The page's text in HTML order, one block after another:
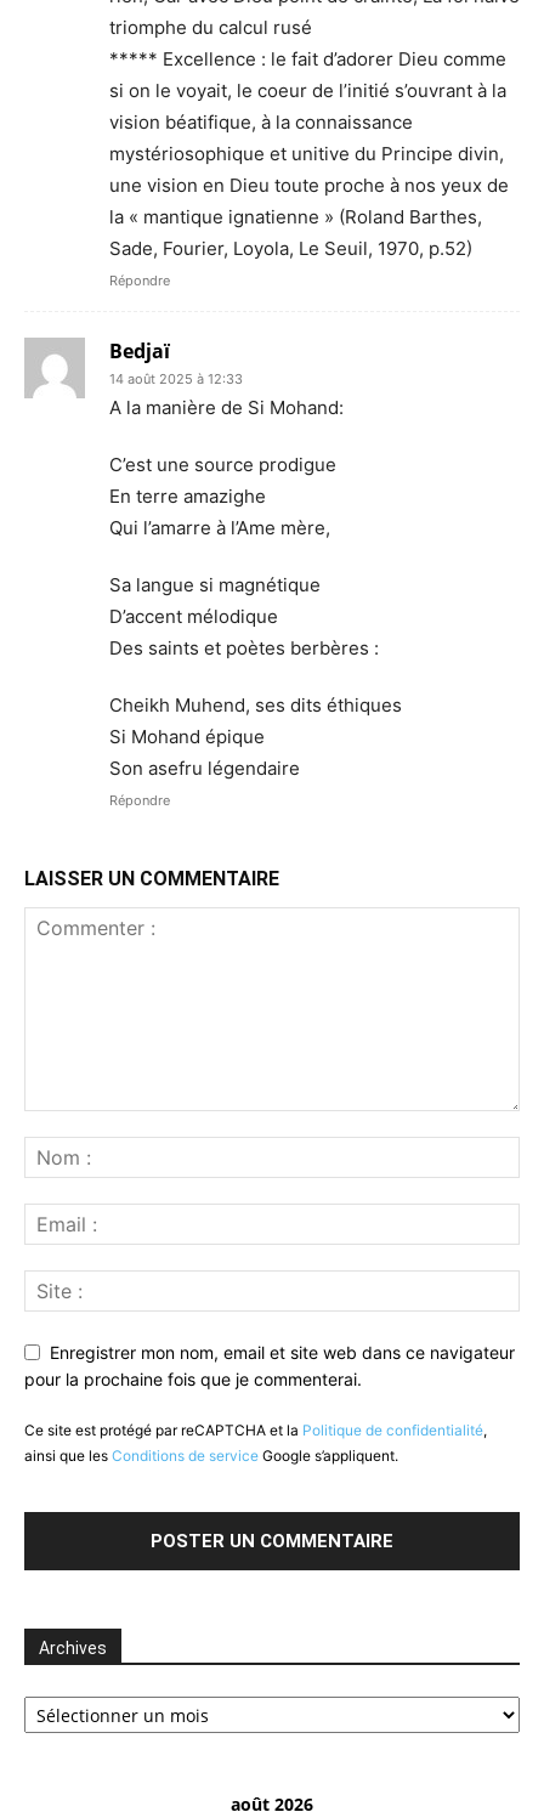
triomphe du calcul rusé
***** Excellence : le fait d’adorer Dieu comme
si on le voyait, le coeur de l’initié s’ouvrant à la
vision béatifique, à la connaissance
mystériosophique et unitive du Principe divin,
une vision en Dieu toute proche à nos yeux de
la « mantique ignatienne » (Roland Barthes,
Sade, Fourier, Loyola, Le Seuil, 1970, p.52)
Répondre
Bedjaï
14 août 2025 à 12:33
A la manière de Si Mohand:
C’est une source prodigue
En terre amazighe
Qui l’amarre à l’Ame mère,
Sa langue si magnétique
D’accent mélodique
Des saints et poètes berbères :
Cheikh Muhend, ses dits éthiques
Si Mohand épique
Son asefru légendaire
Répondre
LAISSER UN COMMENTAIRE
Enregistrer mon nom, email et site web dans ce navigateur
pour la prochaine fois que je commenterai.
Ce site est protégé par reCAPTCHA et la Politique de confidentialité,
ainsi que les Conditions de service Google s’appliquent.
Archives
Archives
août 2026